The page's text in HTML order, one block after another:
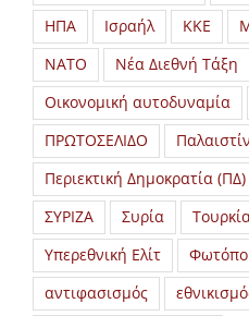
ΗΠΑ
Ισραήλ ΚΚΕ
ΝΑΤΟ
Νέα Διεθνή Τάξη
Οικονομική αυτοδυναμία
ΠΡΩΤΟΣΕΛΙΔΟ
Περιεκτική Δημοκρατία (ΠΔ)
ΣΥΡΙΖΑ
Συρία
Υπερεθνική Ελίτ
αντιφασισμός